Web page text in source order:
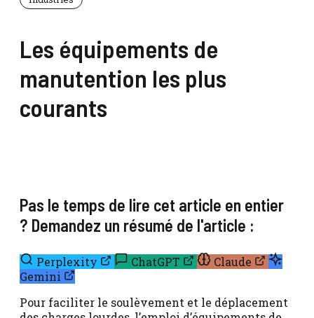
Les équipements de
manutention les plus
courants
Pas le temps de lire cet article en entier
? Demandez un résumé de l'article :
Perplexity ChatGPT
Claude
Gemini
Pour faciliter le soulèvement et le déplacement